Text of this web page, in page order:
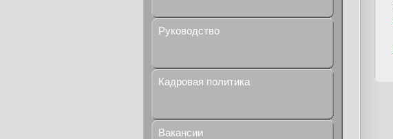
Руководство
Кадровая политика
Вакансии